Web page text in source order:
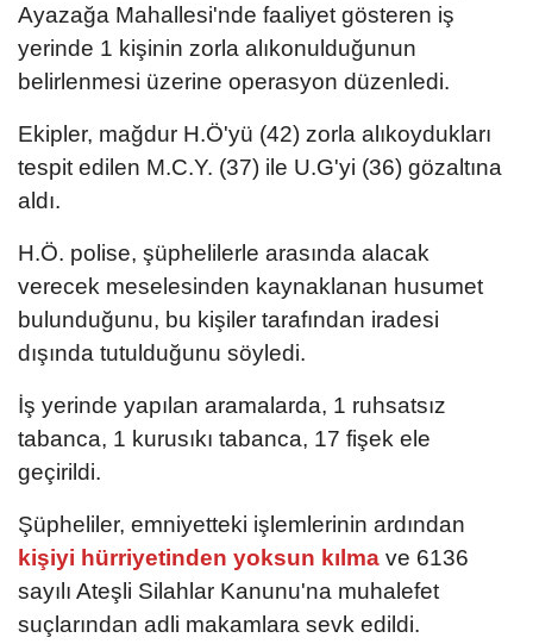
Ayazağa Mahallesi'nde faaliyet gösteren iş
yerinde 1 kişinin zorla alıkonulduğunun
belirlenmesi üzerine operasyon düzenledi.
Ekipler, mağdur H.Ö'yü (42) zorla alıkoydukları
tespit edilen M.C.Y. (37) ile U.G'yi (36) gözaltına
aldı.
H.Ö. polise, şüphelilerle arasında alacak
verecek meselesinden kaynaklanan husumet
bulunduğunu, bu kişiler tarafından iradesi
dışında tutulduğunu söyledi.
İş yerinde yapılan aramalarda, 1 ruhsatsız
tabanca, 1 kurusıkı tabanca, 17 fişek ele
geçirildi.
Şüpheliler, emniyetteki işlemlerinin ardından
kişiyi hürriyetinden yoksun kılma ve 6136
sayılı Ateşli Silahlar Kanunu'na muhalefet
suçlarından adli makamlara sevk edildi.